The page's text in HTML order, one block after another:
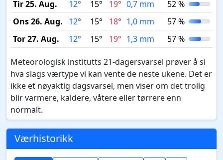
Tir 25. Aug.
12° 15° 19° 0,7 mm
52 %
Ons 26. Aug.
12° 15° 18° 1,0 mm
57 %
Tor 27. Aug.
12° 15° 19° 1,3 mm 57 %
Meteorologisk institutts 21-dagersvarsel prøver å si
hva slags værtype vi kan vente de neste ukene. Det er
ikke et nøyaktig dagsvarsel, men viser om det trolig
blir varmere, kaldere, våtere eller tørrere enn
normalt.
Værhistorikk